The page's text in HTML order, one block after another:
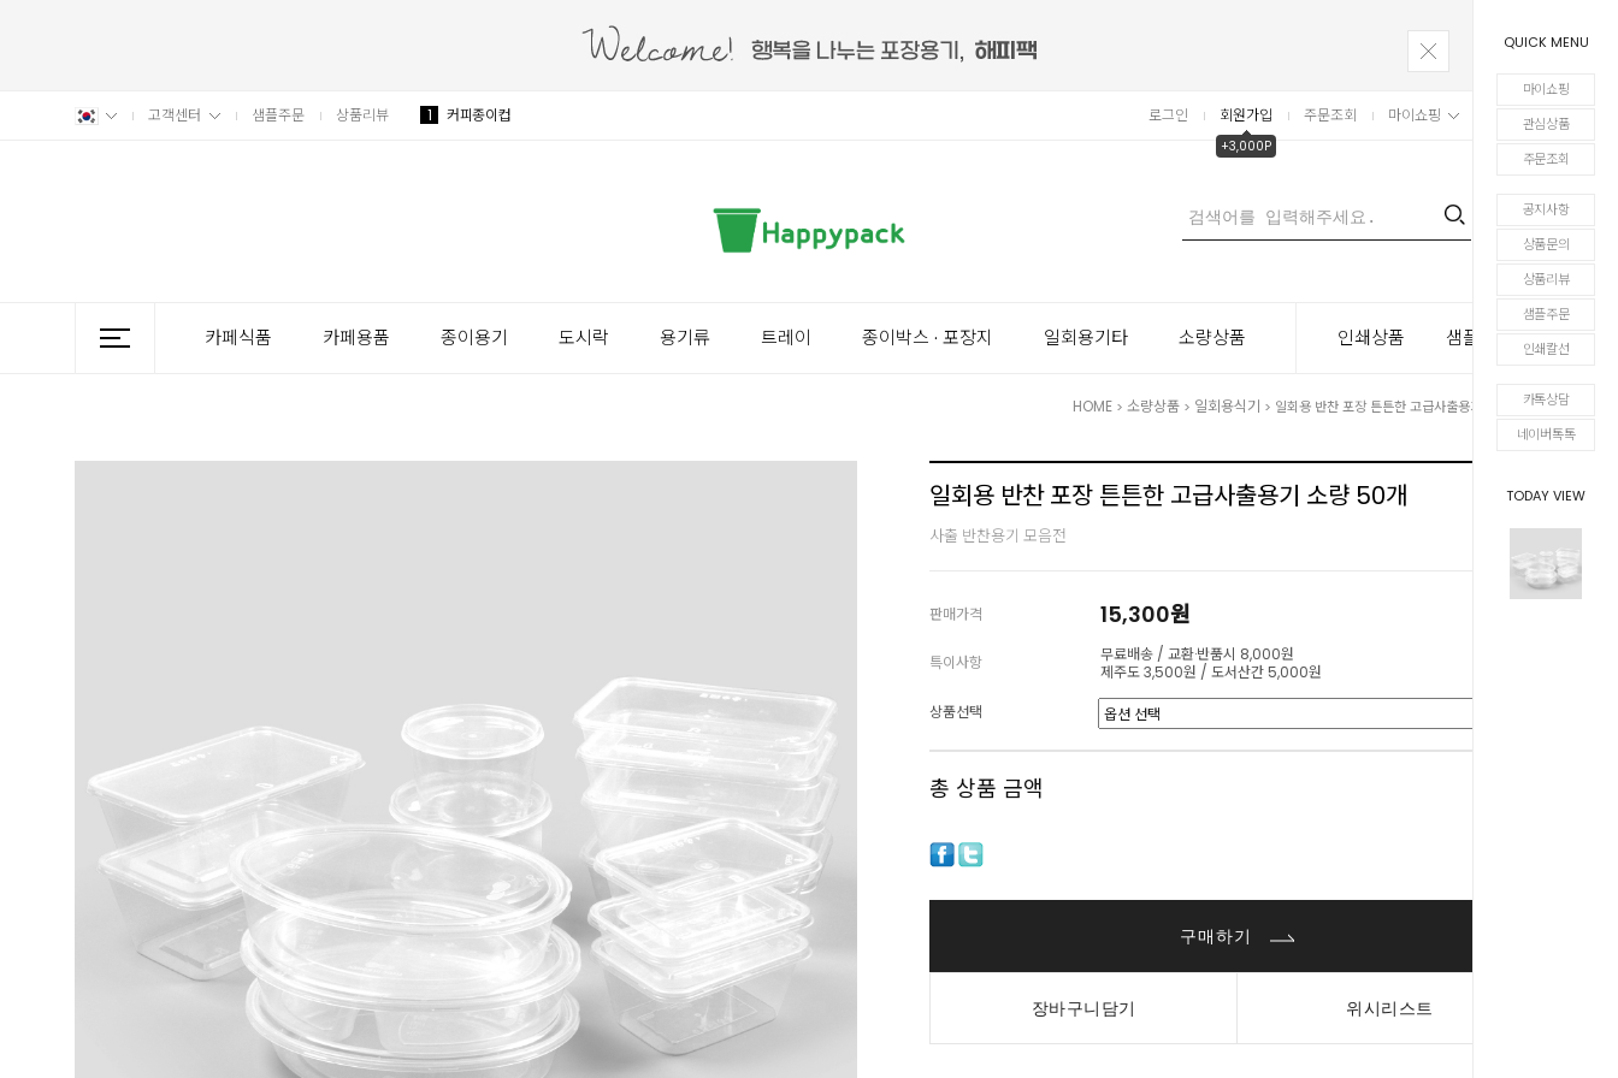
QUICK MENU
마이쇼핑
관심상품
주문조회
공지사항
상품문의
상품리뷰
샘플주문
인쇄칼선
카톡상담
네이버톡톡
TODAY VIEW
고객센터 샘플주문 상품리뷰 1 커피종이컵 로그인 회원가입
+3,000P
주문조회 마이쇼핑 장바구니
0
카페식품 카페용품 종이용기 도시락 용기류 트레이 종이박스 · 포장지 일회용기타 소량상품 인쇄상품 샘플주문
HOME > 소량상품 > 일회용식기 > 일회용 반찬 포장 튼튼한 고급사출용기 소량 50개
일회용 반찬 포장 튼튼한 고급사출용기 소량 50개
사출 반찬용기 모음전
판매가격 15,300원
특이사항
무료배송 / 교환·반품시 8,000원
제주도 3,500원 / 도서산간 5,000원
상품선택
총 상품 금액
구매하기
장바구니담기 위시리스트